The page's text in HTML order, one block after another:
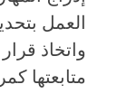
العمل
واتخاذ
متابعتها